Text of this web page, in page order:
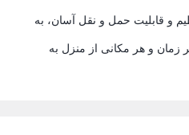
و قابلیت حمل و نقل آسان، به
زمان و هر مکانی از منزل به